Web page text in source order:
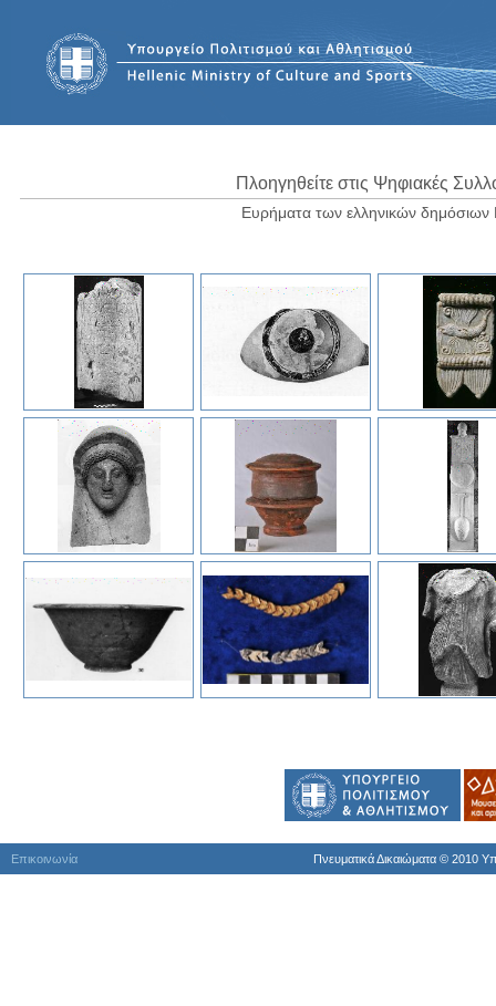
Πλοηγηθείτε στις Ψηφιακές
Ευρήματα των ελληνικών
Επικοινωνία Πνευματικά Δικαιώματα © 2010